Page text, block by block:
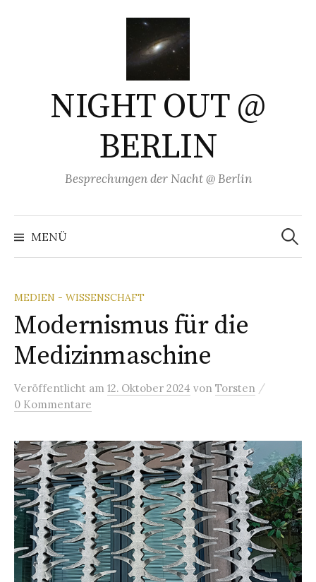
NIGHT OUT @
BERLIN
Besprechungen der Nacht @ Berlin
MENÜ
Suchen
nach:
MEDIEN - WISSENSCHAFT
Modernismus für die
Medizinmaschine
Veröffentlicht am 12. Oktober 2024 von Torsten /
0 Kommentare